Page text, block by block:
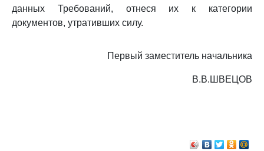
данных Требований, отнеся их к категории
документов, утративших силу.
Первый заместитель начальника
В.В.ШВЕЦОВ